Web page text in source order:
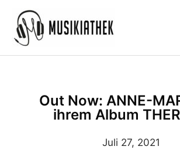
Inhalt
springen
Out Now: ANNE-
ihrem Album
Juli 27, 2021